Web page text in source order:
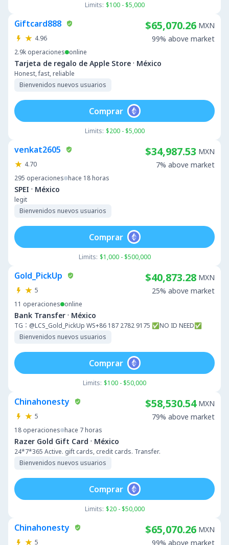
Limits: $100 - $5,000
Giftcard888
4.96
2.9k operaciones online
Tarjeta de regalo de Apple Store · México
Honest, fast, reliable
Bienvenidos nuevos usuarios
$65,070.26 MXN
99% above market
Limits: $200 - $5,000
Comprar
venkat2605
4.70
295 operaciones hace 18 horas
SPEI · México
legit
Bienvenidos nuevos usuarios
$34,987.53 MXN
7% above market
Limits: $1,000 - $500,000
Comprar
Gold_PickUp
5
11 operaciones online
Bank Transfer · México
TG：@LCS_Gold_PickUp WS+86 187 2782 9175 ✅NO ID NEED✅
Bienvenidos nuevos usuarios
$40,873.28 MXN
25% above market
Limits: $100 - $50,000
Comprar
Chinahonesty
5
18 operaciones hace 7 horas
Razer Gold Gift Card · México
24*7*365 Active. gift cards, credit cards. Transfer.
Bienvenidos nuevos usuarios
$58,530.54 MXN
79% above market
Limits: $20 - $50,000
Comprar
Chinahonesty
5
$65,070.26 MXN
99% above market